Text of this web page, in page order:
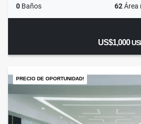
0 Baños 62Área
US$1,000
PRECIO DE OPORTUNIDAD!